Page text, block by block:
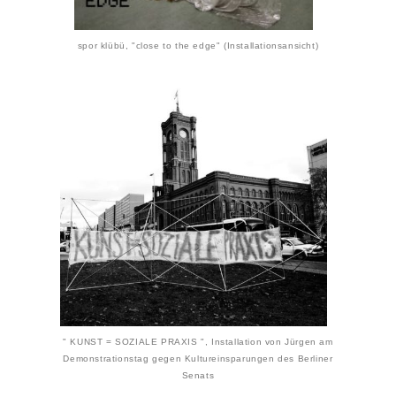
spor klübü, "close to the edge" (Installationsansicht)
" KUNST = SOZIALE PRAXIS ", Installation von Jürgen am
Demonstrationstag gegen Kultureinsparungen des Berliner
Senats